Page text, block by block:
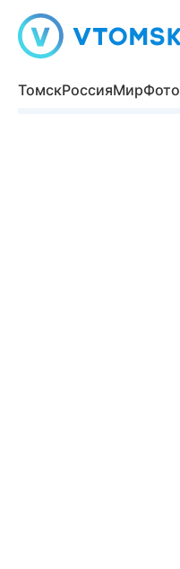
ТомскРоссияМирФото